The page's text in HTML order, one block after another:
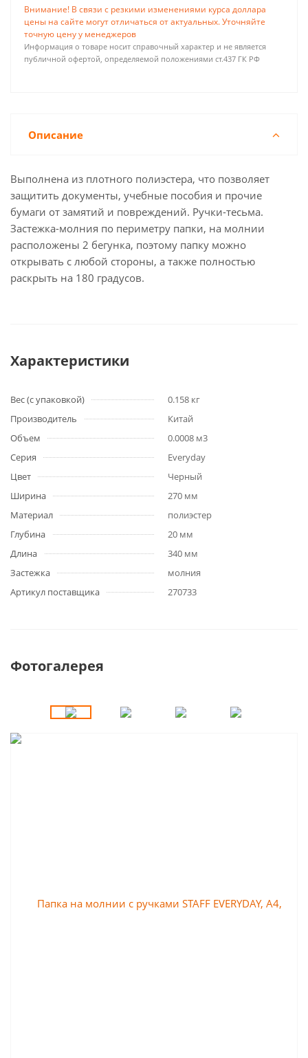
Внимание! В связи с резкими изменениями курса доллара
цены на сайте могут отличаться от актуальных. Уточняйте
точную цену у менеджеров
Информация о товаре носит справочный характер и не является
публичной офертой, определяемой положениями ст.437 ГК РФ
Описание
Выполнена из плотного полиэстера, что позволяет
защитить документы, учебные пособия и прочие
бумаги от замятий и повреждений. Ручки-тесьма.
Застежка-молния по периметру папки, на молнии
расположены 2 бегунка, поэтому папку можно
открывать с любой стороны, а также полностью
раскрыть на 180 градусов.
Характеристики
Вес (с упаковкой)
0.158 кг
Производитель
Китай
Объем
0.0008 м3
Серия
Everyday
Цвет
Черный
Ширина
270 мм
Материал
полиэстер
Глубина
20 мм
Длина
340 мм
Застежка
молния
Артикул поставщика
270733
Фотогалерея